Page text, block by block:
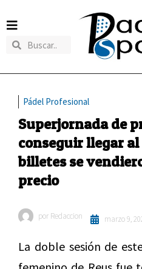
Pádel Profesional
Superjornada de
conseguir llegar
billetes se
precio
por Redaccion marzo 9,
La doble sesión de